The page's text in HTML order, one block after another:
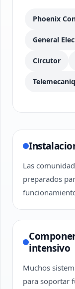
Phoenix
General
Circutor
Las
preparados
intensivo
Muchos
para soportar